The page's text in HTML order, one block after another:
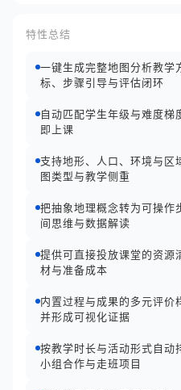
特性总结
一键生成完整地图分析教学
标、步骤引导与评估闭环
自动匹配学生年级与难度梯
即上课
支持地形、人口、环境与区
图类型与教学侧重
把抽象地理概念转为可操作
间思维与数据解读
提供可直接投放课堂的资源
材与准备成本
内置过程与成果的多元评价
并形成可视化证据
按教学时长与活动形式自动
小组合作与走班项目